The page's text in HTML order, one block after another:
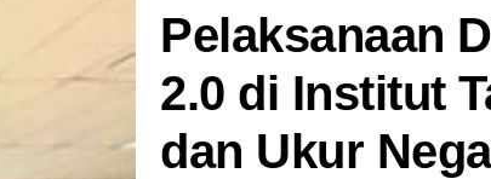
Pelaksanaan
2.0 di Institut
dan Ukur